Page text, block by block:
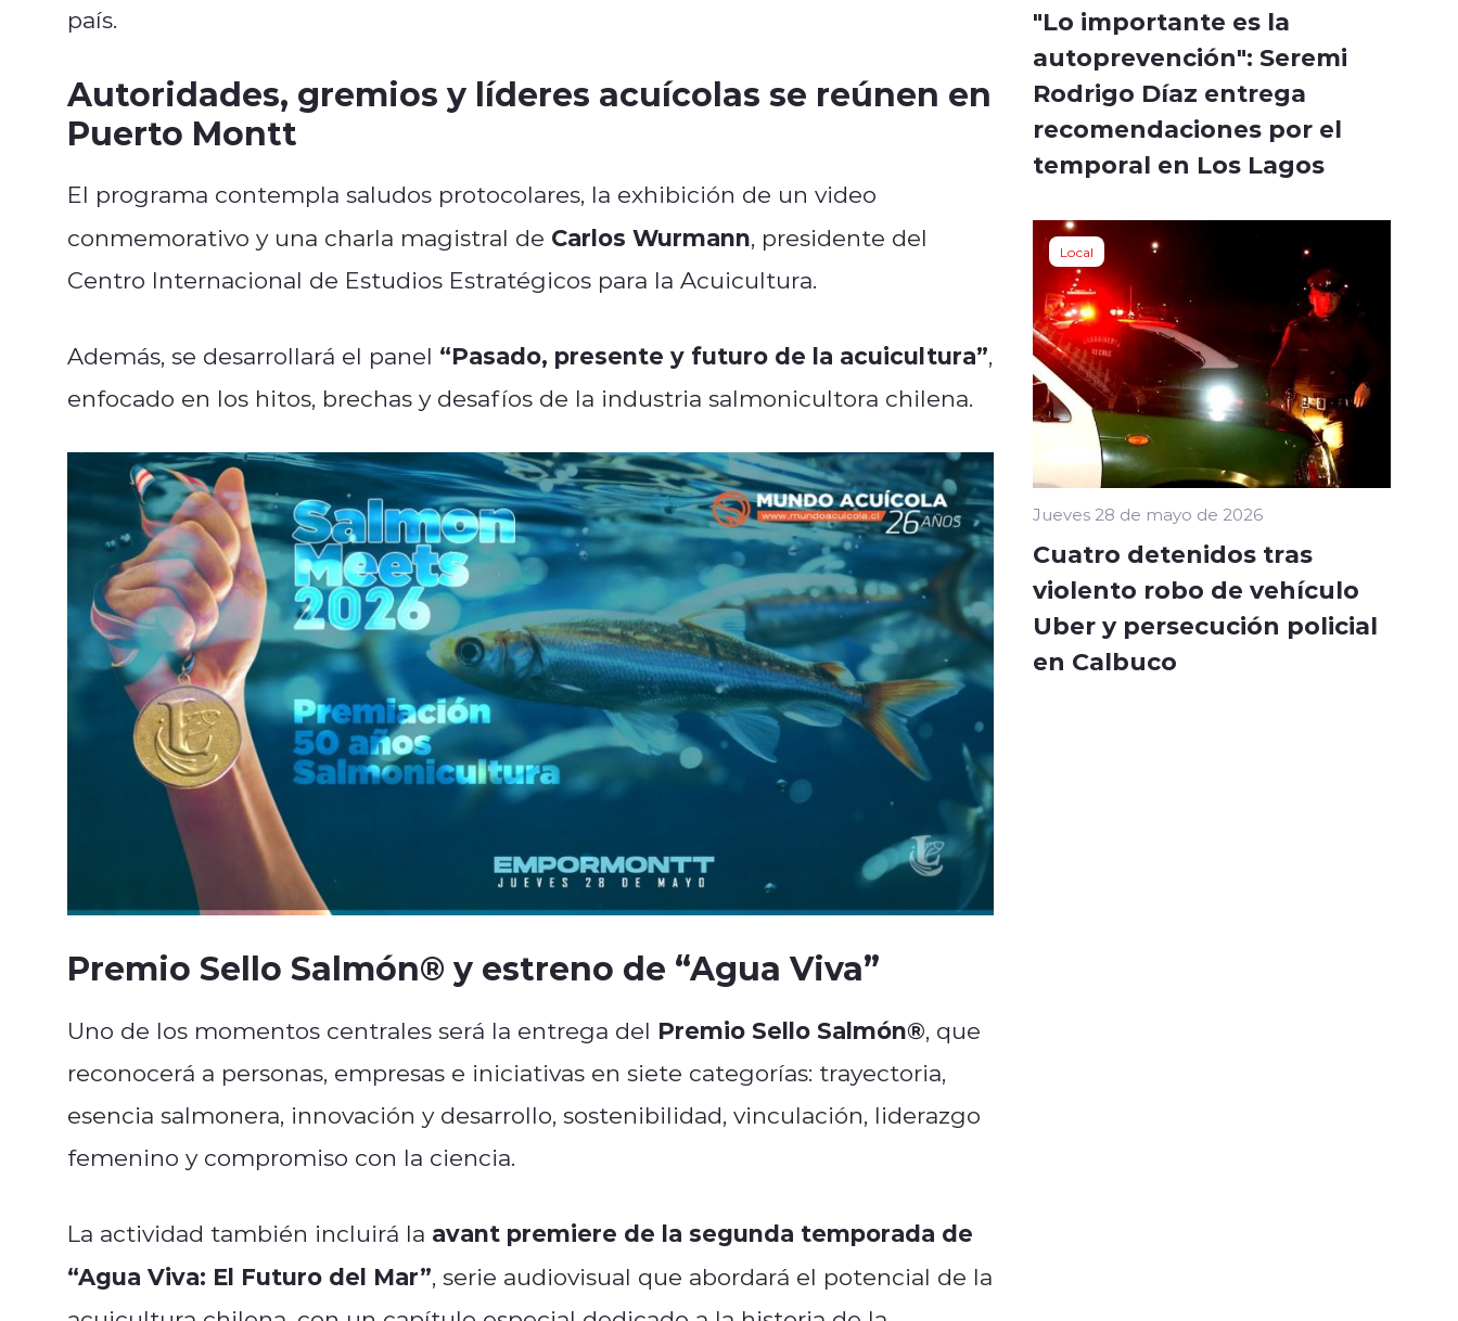
país.
Autoridades, gremios y líderes acuícolas se reúnen en
Puerto Montt
El programa contempla saludos protocolares, la exhibición de un video
conmemorativo y una charla magistral de Carlos Wurmann, presidente del
Centro Internacional de Estudios Estratégicos para la Acuicultura.
Además, se desarrollará el panel “Pasado, presente y futuro de la acuicultura”,
enfocado en los hitos, brechas y desafíos de la industria salmonicultora chilena.
Premio Sello Salmón® y estreno de “Agua Viva”
Uno de los momentos centrales será la entrega del Premio Sello Salmón®, que
reconocerá a personas, empresas e iniciativas en siete categorías: trayectoria,
esencia salmonera, innovación y desarrollo, sostenibilidad, vinculación, liderazgo
femenino y compromiso con la ciencia.
La actividad también incluirá la avant premiere de la segunda temporada de
“Agua Viva: El Futuro del Mar”, serie audiovisual que abordará el potencial de la
"Lo importante es la
autoprevención": Seremi
Rodrigo Díaz entrega
recomendaciones por el
temporal en Los Lagos
Local
Jueves 28 de mayo de 2026
Cuatro detenidos tras
violento robo de vehículo
Uber y persecución policial
en Calbuco